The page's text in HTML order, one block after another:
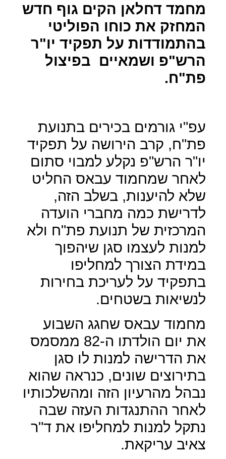
מחמד דחלאן הקים גוף חדש
המחזק את כוחו הפוליטי
בהתמודדות על תפקיד יו"ר
הרש"פ ושמאיים בפיצול
פת"ח.
עפ"י גורמים בכירים בתנועת
פת"ח, קרב הירושה על תפקיד
יו"ר הרש"פ נקלע למבוי סתום
לאחר שמחמוד עבאס החליט
שלא להיענות, בשלב הזה,
לדרישת כמה מחברי הועדה
המרכזית של תנועת פת"ח ולא
למנות לעצמו סגן שיהפוך
במידת הצורך למחליפו
בתפקיד על לעריכת בחירות
לנשיאות בשטחים.
מחמוד עבאס שחגג השבוע
את יום הולדתו ה-82 ממסמס
את הדרישה למנות לו סגן
בתירוצים שונים, כנראה שהוא
נבהל מהרעיון הזה ומהשלכותיו
לאחר ההתנגדות העזה שבה
נתקל למנות למחליפו את ד"ר
צאיב עריקאת.